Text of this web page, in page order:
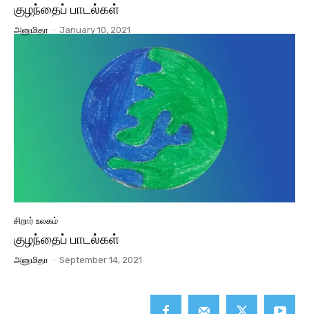
குழந்தைப் பாடல்கள்
அனுமிதா - January 10, 2021
சிறார் உலகம்
குழந்தைப் பாடல்கள்
அனுமிதா - September 14, 2021